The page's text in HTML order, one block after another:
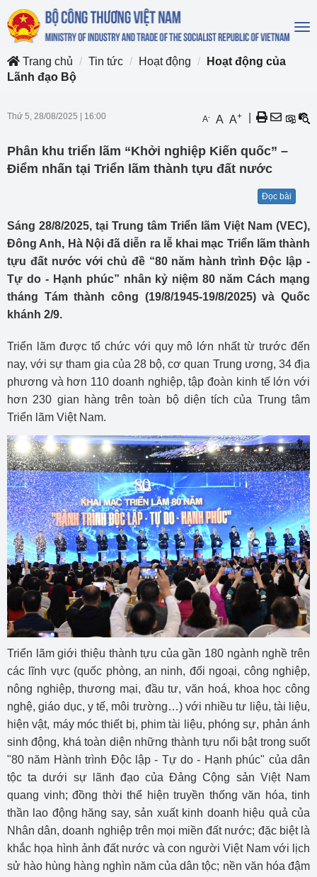
Trang chủ
Tin tức Hoạt động
Hoạt động của
Lãnh đạo Bộ
Thứ 5, 28/08/2025 16:00 A- A A+
Phân khu triển lãm “Khởi nghiệp Kiến quốc” –
Điểm nhấn tại Triển lãm thành tựu đất nước
Đọc bài
Sáng 28/8/2025, tại Trung tâm Triển lãm Việt Nam (VEC),
Đông Anh, Hà Nội đã diễn ra lễ khai mạc Triển lãm thành
tựu đất nước với chủ đề “80 năm hành trình Độc lập -
Tự do - Hạnh phúc” nhân kỷ niệm 80 năm Cách mạng
tháng Tám thành công (19/8/1945-19/8/2025) và Quốc
khánh 2/9.
Triển lãm được tổ chức với quy mô lớn nhất từ trước đến
nay, với sự tham gia của 28 bộ, cơ quan Trung ương, 34 địa
phương và hơn 110 doanh nghiệp, tập đoàn kinh tế lớn với
hơn 230 gian hàng trên toàn bộ diện tích của Trung tâm
Triển lãm Việt Nam.
Triển lãm giới thiệu thành tựu của gần 180 ngành nghề trên
các lĩnh vực (quốc phòng, an ninh, đối ngoại, công nghiệp,
nông nghiệp, thương mại, đầu tư, văn hoá, khoa học công
nghệ, giáo dục, y tế, môi trường…) với nhiều tư liệu, tài liệu,
hiện vật, máy móc thiết bị, phim tài liệu, phóng sự, phản ánh
sinh động, khá toàn diện những thành tựu nổi bật trong suốt
"80 năm Hành trình Độc lập - Tự do - Hạnh phúc" của dân
tộc ta dưới sự lãnh đạo của Đảng Cộng sản Việt Nam
quang vinh; đồng thời thể hiện truyền thống văn hóa, tinh
thần lao động hăng say, sản xuất kinh doanh hiệu quả của
Nhân dân, doanh nghiệp trên mọi miền đất nước; đặc biệt là
khắc họa hình ảnh đất nước và con người Việt Nam với lịch
sử hào hùng hàng nghìn năm của dân tộc; nền văn hóa đậm